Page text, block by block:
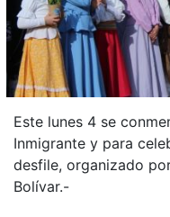
Este lunes 4 se
Inmigrante y para
desfile, organizado
Bolívar.-